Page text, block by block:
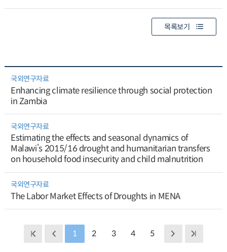
목록보기
국외연구자료
Enhancing climate resilience through social protection
in Zambia
국외연구자료
Estimating the effects and seasonal dynamics of
Malawi’s 2015/16 drought and humanitarian transfers
on household food insecurity and child malnutrition
국외연구자료
The Labor Market Effects of Droughts in MENA
1 2 3 4 5